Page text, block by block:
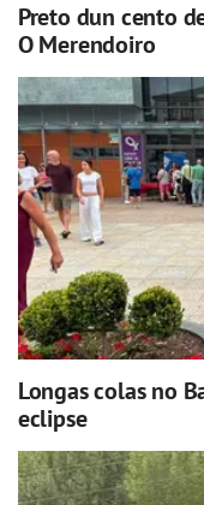
Preto dun cento
O Merendoiro
Longas colas no
eclipse